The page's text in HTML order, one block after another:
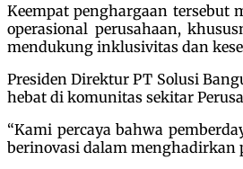
Keempat penghargaan tersebut
operasional perusahaan,
mendukung inklusivitas dan
Presiden Direktur PT Solusi
hebat di komunitas sekitar
“Kami percaya bahwa
berinovasi dalam menghadirkan